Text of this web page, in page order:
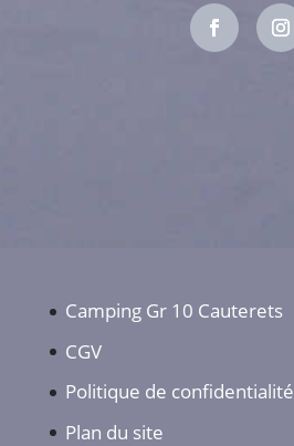
Camping Gr 10 Cauterets
CGV
Politique de confidentialité
Plan du site